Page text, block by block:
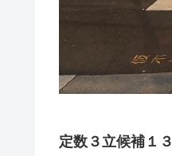
定数３立候補１３